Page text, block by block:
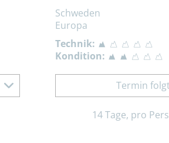
Schweden
Europa
Technik:
Kondition:
Termin
14 Tage, pro